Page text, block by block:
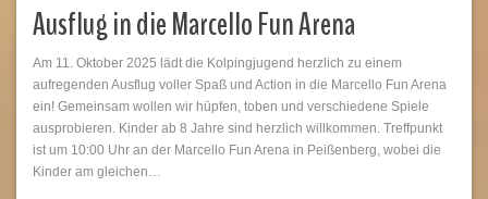
Ausflug in die Marcello Fun Arena
Am 11. Oktober 2025 lädt die Kolpingjugend herzlich zu einem
aufregenden Ausflug voller Spaß und Action in die Marcello Fun Arena
ein! Gemeinsam wollen wir hüpfen, toben und verschiedene Spiele
ausprobieren. Kinder ab 8 Jahre sind herzlich willkommen. Treffpunkt
ist um 10:00 Uhr an der Marcello Fun Arena in Peißenberg, wobei die
Kinder am gleichen…